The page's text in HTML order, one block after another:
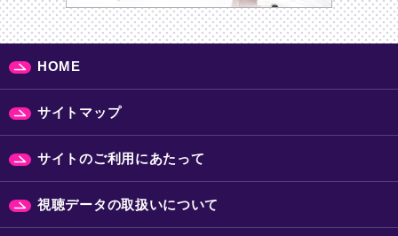
HOME
サイトマップ
サイトのご利用にあたって
視聴データの取扱いについて